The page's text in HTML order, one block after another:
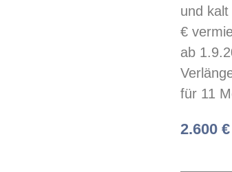
und
€
ab
für 11
2.600 €